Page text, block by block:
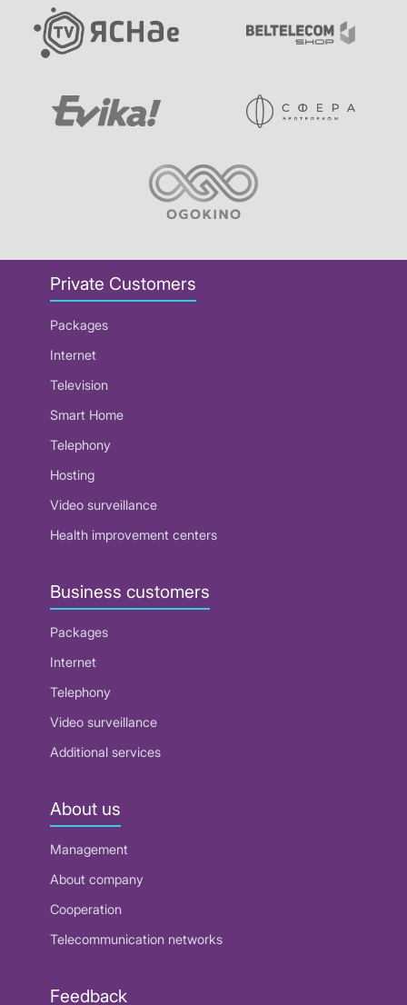
Private Customers
Packages
Internet
Television
Smart Home
Telephony
Hosting
Video surveillance
Health improvement centers
Business customers
Packages
Internet
Telephony
Video surveillance
Additional services
About us
Management
About company
Cooperation
Telecommunication networks
Feedback